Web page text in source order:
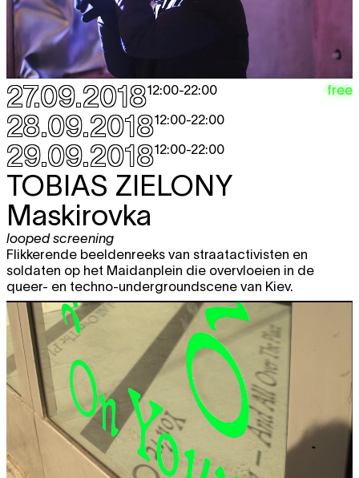
27.09.201812:00-22:00
28.09.201812:00-22:00
29.09.201812:00-22:00
free
TOBIAS ZIELONY
Maskirovka
looped screening
Flikkerende beeldenreeks van straatactivisten en
soldaten op het Maidanplein die overvloeien in de
queer- en techno-undergroundscene van Kiev.